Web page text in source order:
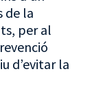
de la
per al
d’evitar la